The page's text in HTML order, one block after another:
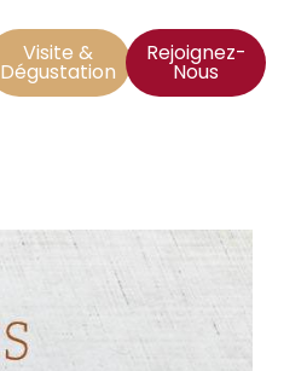
Visite &
Dégustation
Rejoignez-
Nous